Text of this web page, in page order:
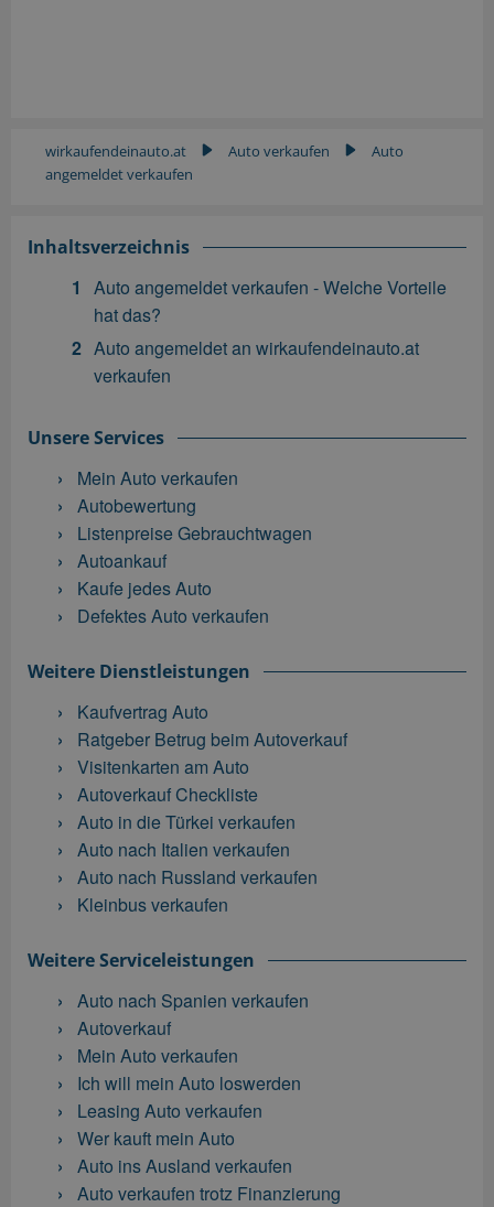
wirkaufendeinauto.at Auto verkaufen
Auto
angemeldet verkaufen
Inhaltsverzeichnis
Auto angemeldet verkaufen - Welche Vorteile
hat das?
Auto angemeldet an wirkaufendeinauto.at
verkaufen
Unsere Services
Mein Auto verkaufen
Autobewertung
Listenpreise Gebrauchtwagen
Autoankauf
Kaufe jedes Auto
Defektes Auto verkaufen
Weitere Dienstleistungen
Kaufvertrag Auto
Ratgeber Betrug beim Autoverkauf
Visitenkarten am Auto
Autoverkauf Checkliste
Auto in die Türkei verkaufen
Auto nach Italien verkaufen
Auto nach Russland verkaufen
Kleinbus verkaufen
Weitere Serviceleistungen
Auto nach Spanien verkaufen
Autoverkauf
Mein Auto verkaufen
Ich will mein Auto loswerden
Leasing Auto verkaufen
Wer kauft mein Auto
Auto ins Ausland verkaufen
Auto verkaufen trotz Finanzierung